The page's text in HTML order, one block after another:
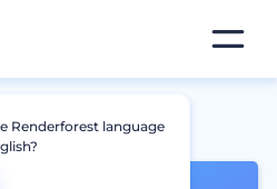
Renderforest language